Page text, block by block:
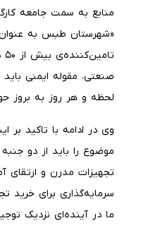
منابع به سمت جامعه
صنعتی، مقوله ایمنی
لحظه و هر روز به بروز
وی در ادامه با تاکید بر
موضوع را باید از دو
تجهیزات مدرن و ارتقای
سرمایه‌گذاری برای خرید
ما در آینده‌ای نزدیک